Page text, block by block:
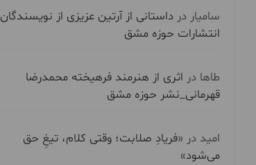
سامیار در داستانی از آرتین عزیزی از نویسندگان
انتشارات حوزه مشق
طاها در اثری از هنرمند فرهیخته محمدرضا
قهرمانی_نشر حوزه مشق
امید در «فریادِ صلابت؛ وقتی کلام، تیغِ حق
می‌شود»